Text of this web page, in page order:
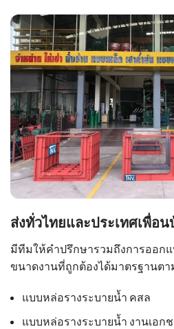
ส่งทั่วไทยและประเทศเพื่อ
มีทีมให้คำปรึกษารวมถึงการออกแ
ขนาดงานที่ถูกต้องได้มาตรฐานต
แบบหล่อรางระบายน้ำ คสล
แบบหล่อรางระบายน้ำ งานเอ